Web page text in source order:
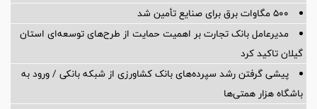
۵۰۰ مگاوات برق برای صنایع تأمین شد
مدیرعامل بانک تجارت بر اهمیت حمایت از طرح‌های توسعه‌ای استان
گیلان تاکید کرد
پیشی گرفتن رشد سپرده‌های بانک کشاورزی از شبکه بانکی / ورود به
باشگاه هزار همتی‌ها